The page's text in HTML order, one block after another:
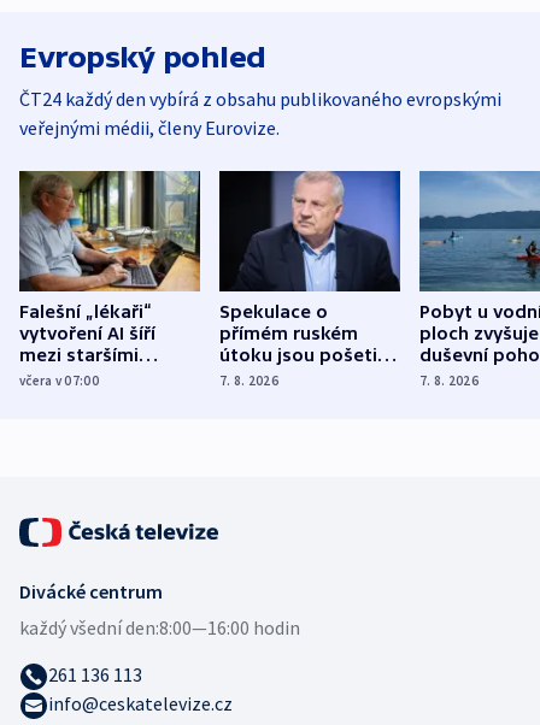
Evropský pohled
ČT24 každý den vybírá z obsahu publikovaného evropskými
veřejnými médii, členy Eurovize.
Falešní „lékaři“
vytvoření AI šíří
mezi staršími
Poláky nebezpečné
včera v 07:00
Spekulace o
přímém ruském
útoku jsou pošetilé,
míní estonský
7. 8. 2026
Pobyt u
ploch zvyšuje
duševní
ukázala
7. 8. 2026
Divácké centrum
každý všední den:8:00—16:00 hodin
261 136 113
info@ceskatelevize.cz